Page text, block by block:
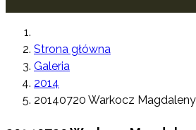
Strona główna
Galeria
2014
20140720 Warkocz Magdaleny